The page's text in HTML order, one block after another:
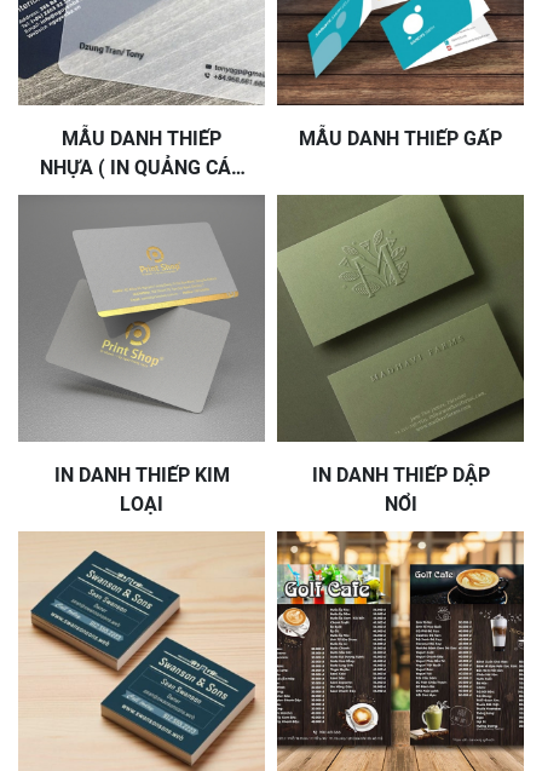
MẪU DANH THIẾP
NHỰA ( IN QUẢNG CÁO
NHƠN TRẠCH
MẪU DANH THIẾP GẤP
IN DANH THIẾP KIM
LOẠI
IN DANH THIẾP DẬP
NỔI